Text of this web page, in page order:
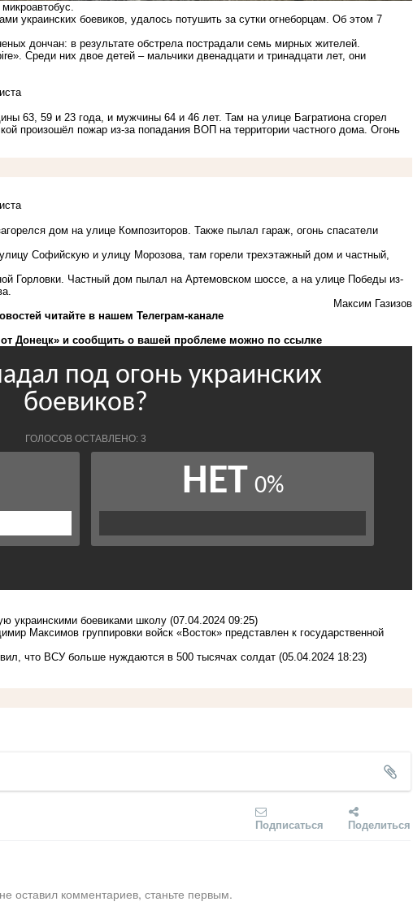
украинских боевиков, удалось потушить за сутки огнеборцам. Об этом 7
дончан: в результате обстрела пострадали семь мирных жителей.
Среди них двое детей – мальчики двенадцати и тринадцати лет, они
63, 59 и 23 года, и мужчины 64 и 46 лет. Там на улице Багратиона сгорел
произошёл пожар из-за попадания ВОП на территории частного дома. Огонь
дом на улице Композиторов. Также пылал гараж, огонь спасатели
Софийскую и улицу Морозова, там горели трехэтажный дом и частный,
Горловки. Частный дом пылал на Артемовском шоссе, а на улице Победы из-
Максим Газизов
читайте в нашем Телеграм-канале
Донецк» и сообщить о вашей проблеме можно по ссылке
украинскими боевиками школу (07.04.2024 09:25)
Максимов группировки войск «Восток» представлен к государственной
что ВСУ больше нуждаются в 500 тысячах солдат (05.04.2024 18:23)
Подписаться Поделиться
оставил комментариев, станьте первым.